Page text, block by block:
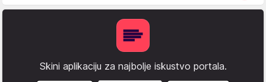
Skini aplikaciju za najbolje iskustvo portala.